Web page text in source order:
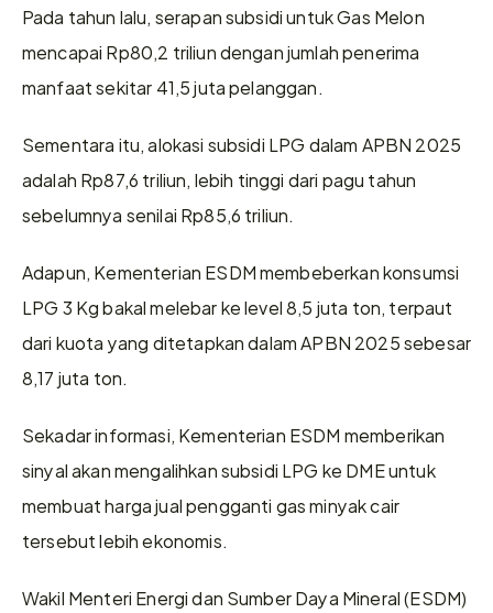
Pada tahun lalu, serapan subsidi untuk Gas Melon
mencapai Rp80,2 triliun dengan jumlah penerima
manfaat sekitar 41,5 juta pelanggan.
Sementara itu, alokasi subsidi LPG dalam APBN 2025
adalah Rp87,6 triliun, lebih tinggi dari pagu tahun
sebelumnya senilai Rp85,6 triliun.
Adapun, Kementerian ESDM membeberkan konsumsi
LPG 3 Kg bakal melebar ke level 8,5 juta ton, terpaut
dari kuota yang ditetapkan dalam APBN 2025 sebesar
8,17 juta ton.
Sekadar informasi, Kementerian ESDM memberikan
sinyal akan mengalihkan subsidi LPG ke DME untuk
membuat harga jual pengganti gas minyak cair
tersebut lebih ekonomis.
Wakil Menteri Energi dan Sumber Daya Mineral (ESDM)